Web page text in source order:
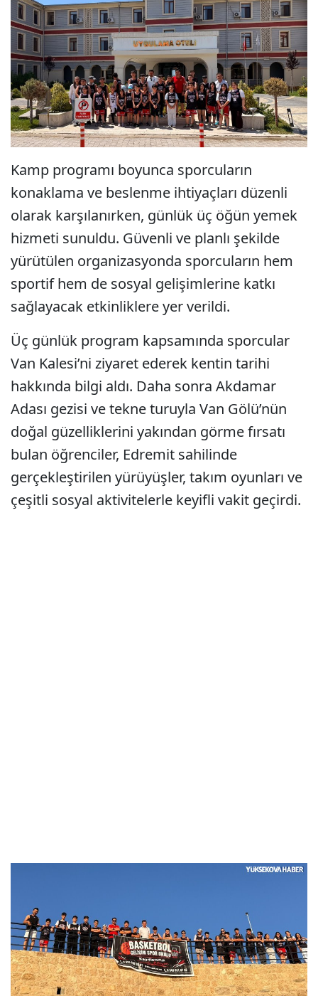
Kamp programı boyunca sporcuların
konaklama ve beslenme ihtiyaçları düzenli
olarak karşılanırken, günlük üç öğün yemek
hizmeti sunuldu. Güvenli ve planlı şekilde
yürütülen organizasyonda sporcuların hem
sportif hem de sosyal gelişimlerine katkı
sağlayacak etkinliklere yer verildi.
Üç günlük program kapsamında sporcular
Van Kalesi’ni ziyaret ederek kentin tarihi
hakkında bilgi aldı. Daha sonra Akdamar
Adası gezisi ve tekne turuyla Van Gölü’nün
doğal güzelliklerini yakından görme fırsatı
bulan öğrenciler, Edremit sahilinde
gerçekleştirilen yürüyüşler, takım oyunları ve
çeşitli sosyal aktivitelerle keyifli vakit geçirdi.